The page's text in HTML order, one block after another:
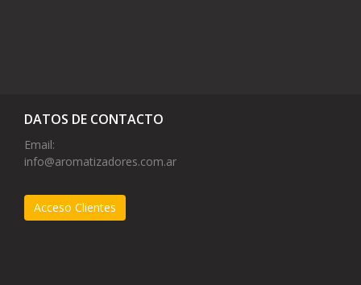
DATOS DE CONTACTO
Email:
info@aromatizadores.com.ar
Acceso Clientes